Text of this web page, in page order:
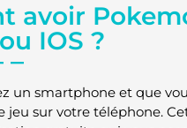
avoir
IOS ?
un smartphone et que
jeu sur votre téléphone.